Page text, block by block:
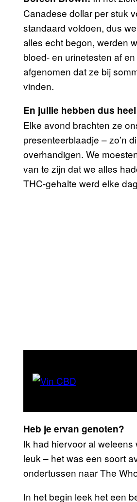
Canadese dollar per stuk
standaard voldoen, dus
alles echt begon, werden
bloed- en urinetesten af
afgenomen dat ze bij
vinden.
En jullie hebben dus
Elke avond brachten ze
presenteerblaadje – zo’n
overhandigen. We
van te zijn dat we alles
THC-gehalte werd elke
Heb je ervan genoten?
Ik had hiervoor al
leuk – het was een soort
ondertussen naar The
In het begin leek het een